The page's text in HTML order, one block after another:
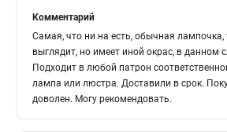
Комментарий
Самая, что ни на есть, обычная лампочка,
выглядит, но имеет иной окрас, в данном
Подходит в любой патрон
лампа или люстра. Доставили в срок.
доволен. Могу рекомендовать.